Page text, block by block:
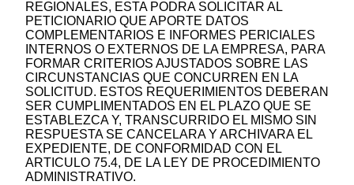
REGIONALES, ESTA PODRA SOLICITAR AL
PETICIONARIO QUE APORTE DATOS
COMPLEMENTARIOS E INFORMES PERICIALES
INTERNOS O EXTERNOS DE LA EMPRESA, PARA
FORMAR CRITERIOS AJUSTADOS SOBRE LAS
CIRCUNSTANCIAS QUE CONCURREN EN LA
SOLICITUD. ESTOS REQUERIMIENTOS DEBERAN
SER CUMPLIMENTADOS EN EL PLAZO QUE SE
ESTABLEZCA Y, TRANSCURRIDO EL MISMO SIN
RESPUESTA SE CANCELARA Y ARCHIVARA EL
EXPEDIENTE, DE CONFORMIDAD CON EL
ARTICULO 75.4, DE LA LEY DE PROCEDIMIENTO
ADMINISTRATIVO.